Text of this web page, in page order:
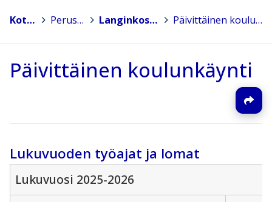
Kotka Peruskoulut Langinkosken koulu Päivittäinen koulunkäynti
Päivittäinen koulunkäynti
Lukuvuoden työajat ja lomat
Lukuvuosi 2025-2026